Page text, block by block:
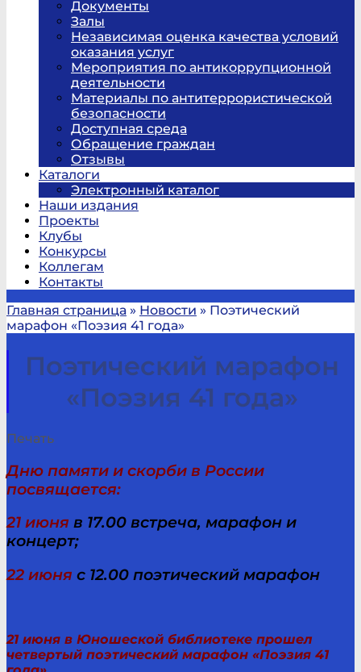
Документы
Залы
Независимая оценка качества условий
оказания услуг
Мероприятия по антикоррупционной
деятельности
Материалы по антитеррористической
безопасности
Доступная среда
Обращение граждан
Отзывы
Каталоги
Электронный каталог
Наши издания
Проекты
Клубы
Конкурсы
Коллегам
Контакты
Главная страница » Новости » Поэтический
марафон «Поэзия 41 года»
Поэтический марафон
«Поэзия 41 года»
Печать
Дню памяти и скорби в России
посвящается:
21 июня в 17.00 встреча, марафон и
концерт;
22 июня с 12.00 поэтический марафон
21 июня в Юношеской библиотеке прошел
четвертый поэтический марафон «Поэзия 41